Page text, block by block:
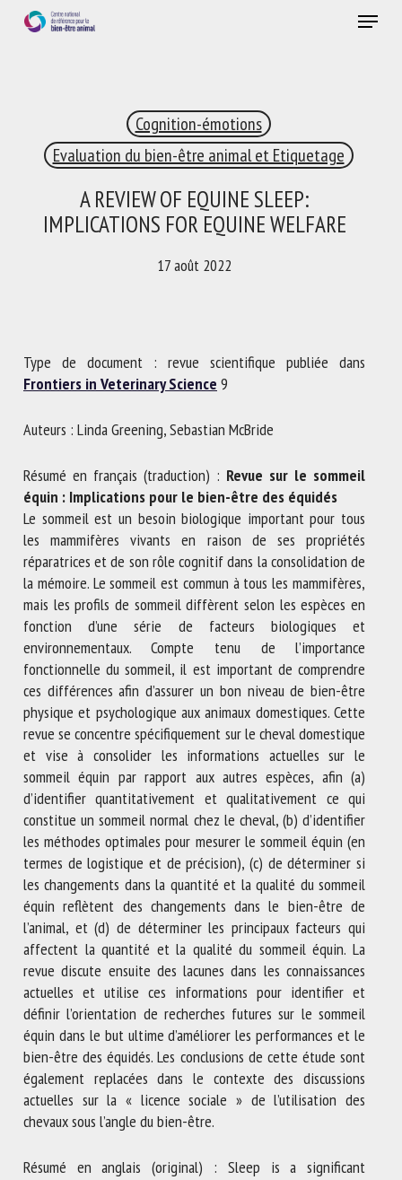
Menu
Cognition-émotions
Evaluation du bien-être animal et Etiquetage
A REVIEW OF EQUINE SLEEP:
IMPLICATIONS FOR EQUINE WELFARE
17 août 2022
Type de document : revue scientifique publiée dans
Frontiers in Veterinary Science 9
Auteurs : Linda Greening, Sebastian McBride
Résumé en français (traduction) : Revue sur le sommeil
équin : Implications pour le bien-être des équidés
Le sommeil est un besoin biologique important pour tous
les mammifères vivants en raison de ses propriétés
réparatrices et de son rôle cognitif dans la consolidation de
la mémoire. Le sommeil est commun à tous les mammifères,
mais les profils de sommeil diffèrent selon les espèces en
fonction d’une série de facteurs biologiques et
environnementaux. Compte tenu de l’importance
fonctionnelle du sommeil, il est important de comprendre
ces différences afin d’assurer un bon niveau de bien-être
physique et psychologique aux animaux domestiques. Cette
revue se concentre spécifiquement sur le cheval domestique
et vise à consolider les informations actuelles sur le
sommeil équin par rapport aux autres espèces, afin (a)
d’identifier quantitativement et qualitativement ce qui
constitue un sommeil normal chez le cheval, (b) d’identifier
les méthodes optimales pour mesurer le sommeil équin (en
termes de logistique et de précision), (c) de déterminer si
les changements dans la quantité et la qualité du sommeil
équin reflètent des changements dans le bien-être de
l’animal, et (d) de déterminer les principaux facteurs qui
affectent la quantité et la qualité du sommeil équin. La
revue discute ensuite des lacunes dans les connaissances
actuelles et utilise ces informations pour identifier et
définir l’orientation de recherches futures sur le sommeil
équin dans le but ultime d’améliorer les performances et le
bien-être des équidés. Les conclusions de cette étude sont
également replacées dans le contexte des discussions
actuelles sur la « licence sociale » de l’utilisation des
chevaux sous l’angle du bien-être.
Résumé en anglais (original) : Sleep is a significant
RECEVEZ CHAQUE MOIS GRATUITEMENT
LES DERNIÈRES ACTUALITÉS SUR LE BIEN-ÊTRE
ANIMAL
notre newsletter :
Prénom *
Organisme *
E-mail *
En soumettant ce formulaire, j'accepte que les
informations saisies soient utilisées dans le cadre de la
relation avec le CNR BEA. *
Les champs suivis de * sont obligatoires